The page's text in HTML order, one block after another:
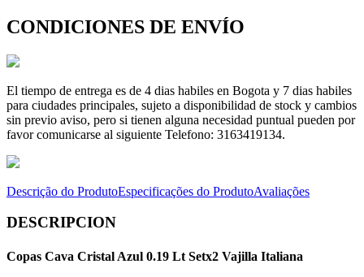
CONDICIONES DE ENVÍO
El tiempo de entrega es de 4 dias habiles en Bogota y 7 dias habiles
para ciudades principales, sujeto a disponibilidad de stock y cambios
sin previo aviso, pero si tienen alguna necesidad puntual pueden por
favor comunicarse al siguiente Telefono: 3163419134.
Descrição do ProdutoEspecificações do ProdutoAvaliações
DESCRIPCION
Copas Cava Cristal Azul 0.19 Lt Setx2 Vajilla Italiana